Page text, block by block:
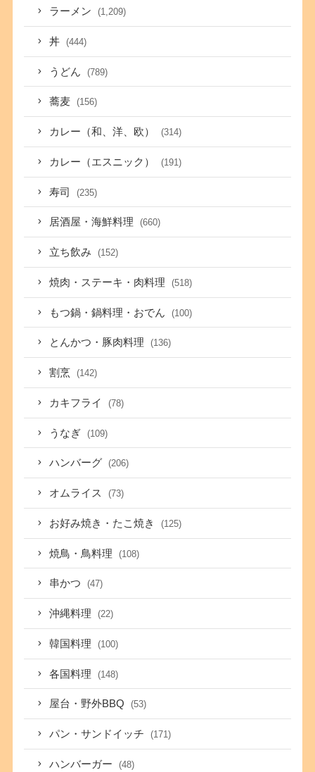
ラーメン (1,209)
丼 (444)
うどん (789)
蕎麦 (156)
カレー（和、洋、欧） (314)
カレー（エスニック） (191)
寿司 (235)
居酒屋・海鮮料理 (660)
立ち飲み (152)
焼肉・ステーキ・肉料理 (518)
もつ鍋・鍋料理・おでん (100)
とんかつ・豚肉料理 (136)
割烹 (142)
カキフライ (78)
うなぎ (109)
ハンバーグ (206)
オムライス (73)
お好み焼き・たこ焼き (125)
焼鳥・鳥料理 (108)
串かつ (47)
沖縄料理 (22)
韓国料理 (100)
各国料理 (148)
屋台・野外BBQ (53)
パン・サンドイッチ (171)
ハンバーガー (48)